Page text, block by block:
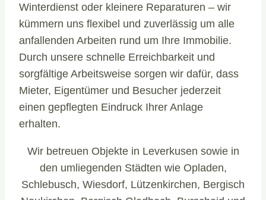
Winterdienst oder kleinere Reparaturen – wir
kümmern uns flexibel und zuverlässig um alle
anfallenden Arbeiten rund um Ihre Immobilie.
Durch unsere schnelle Erreichbarkeit und
sorgfältige Arbeitsweise sorgen wir dafür, dass
Mieter, Eigentümer und Besucher jederzeit
einen gepflegten Eindruck Ihrer Anlage
erhalten.
Wir betreuen Objekte in Leverkusen sowie in
den umliegenden Städten wie Opladen,
Schlebusch, Wiesdorf, Lützenkirchen, Bergisch